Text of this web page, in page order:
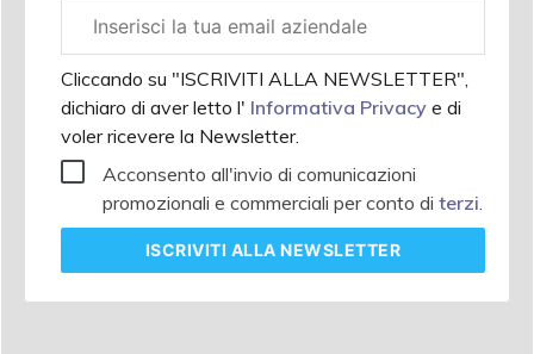
aziendale
Cliccando su "ISCRIVITI ALLA NEWSLETTER",
dichiaro di aver letto l' Informativa Privacy e di
voler ricevere la Newsletter.
Acconsento all'invio di comunicazioni
promozionali e commerciali per conto di terzi.
ISCRIVITI ALLA NEWSLETTER